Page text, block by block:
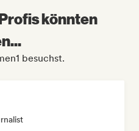
könnten
besuchst.